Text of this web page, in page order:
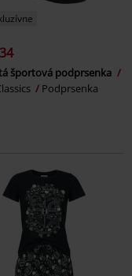
športová podprsenka
Podprsenka